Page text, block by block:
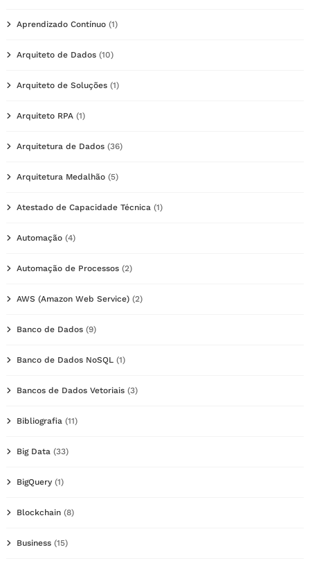
Aprendizado Contínuo (1)
Arquiteto de Dados (10)
Arquiteto de Soluções (1)
Arquiteto RPA (1)
Arquitetura de Dados (36)
Arquitetura Medalhão (5)
Atestado de Capacidade Técnica (1)
Automação (4)
Automação de Processos (2)
AWS (Amazon Web Service) (2)
Banco de Dados (9)
Banco de Dados NoSQL (1)
Bancos de Dados Vetoriais (3)
Bibliografia (11)
Big Data (33)
BigQuery (1)
Blockchain (8)
Business (15)